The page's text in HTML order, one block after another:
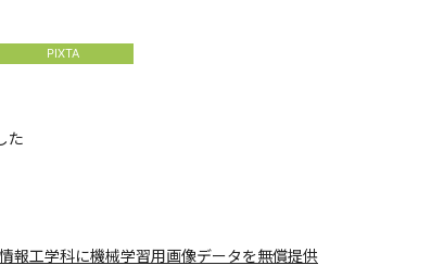
PIXTA
た
報工学科に機械学習用画像データを無償提供